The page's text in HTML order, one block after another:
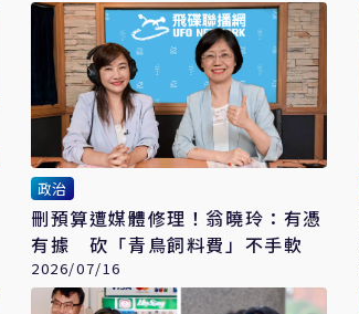
政治
刪預算遭媒體修理！翁曉玲：有憑
有據 砍「青鳥飼料費」不手軟
2026/07/16